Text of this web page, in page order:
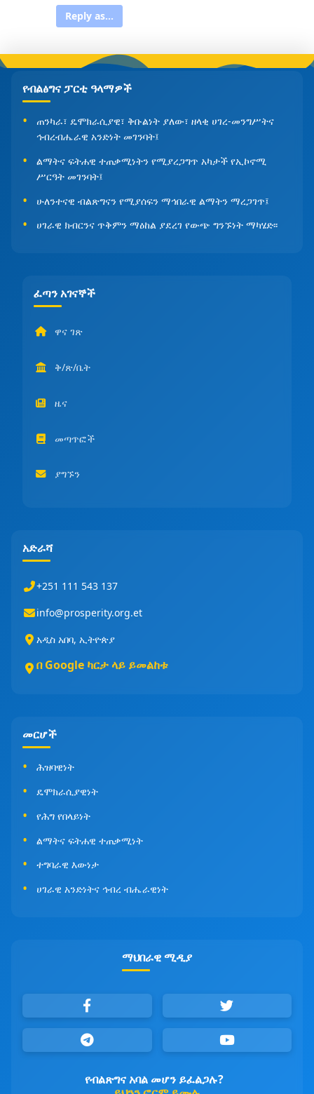
Reply as...
የብልፅግና ፓርቲ ዓላማዎች
ጠንካራ፣ ዴሞክራሲያዊ፣ ቅቡልነት ያለው፣ ዘላቂ ሀገረ-መንግሥትና
ኅብረብሔራዊ አንድነት መገንባት፤
ልማትና ፍትሐዊ ተጠቃሚነትን የሚያረጋግጥ አካታች የኢኮኖሚ
ሥርዓት መገንባት፤
ሁለንተናዊ ብልጽግናን የሚያሰፍን ማኅበራዊ ልማትን ማረጋገጥ፤
ሀገራዊ ክብርንና ጥቅምን ማዕከል ያደረገ የውጭ ግንኙነት ማካሄድ፡፡
ፈጣን አገናኞች
ዋና ገጽ
ቅ/ጽ/ቤት
ዜና
መጣጥፎች
ያግኙን
አድራሻ
+251 111 543 137
info@prosperity.org.et
አዲስ አበባ, ኢትዮጵያ
በ Google ካርታ ላይ ይመልከቱ
መርሆች
ሕዝባዊነት
ዴሞክራሲያዊነት
የሕግ የበላይነት
ልማትና ፍትሐዊ ተጠቃሚነት
ተግባራዊ እውነታ
ሀገራዊ አንድነትና ኅብረ ብሔራዊነት
ማህበራዊ ሚዲያ
የብልጽግና አባል መሆን ይፈልጋሉ?